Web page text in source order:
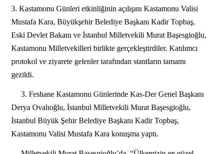
3. Kastamonu Günleri etkinliğinin açılışını Kastamonu Valisi
Mustafa Kara, Büyükşehir Belediye Başkanı Kadir Topbaş,
Eski Devlet Bakanı ve İstanbul Milletvekili Murat Başesgioğlu,
Kastamonu Milletvekilleri birlikte gerçekleştirdiler. Katılımcı
protokol ve ziyarete gelenler tarafından stantların tamamı
gezildi.
3. Feshane Kastamonu Günlerinde Kas-Der Genel Başkanı
Derya Ovalıoğlu, İstanbul Milletvekili Murat Başesgioğlu,
İstanbul Büyük Şehir Belediye Başkanı Kadir Topbaş,
Kastamonu Valisi Mustafa Kara konuşma yaptı.